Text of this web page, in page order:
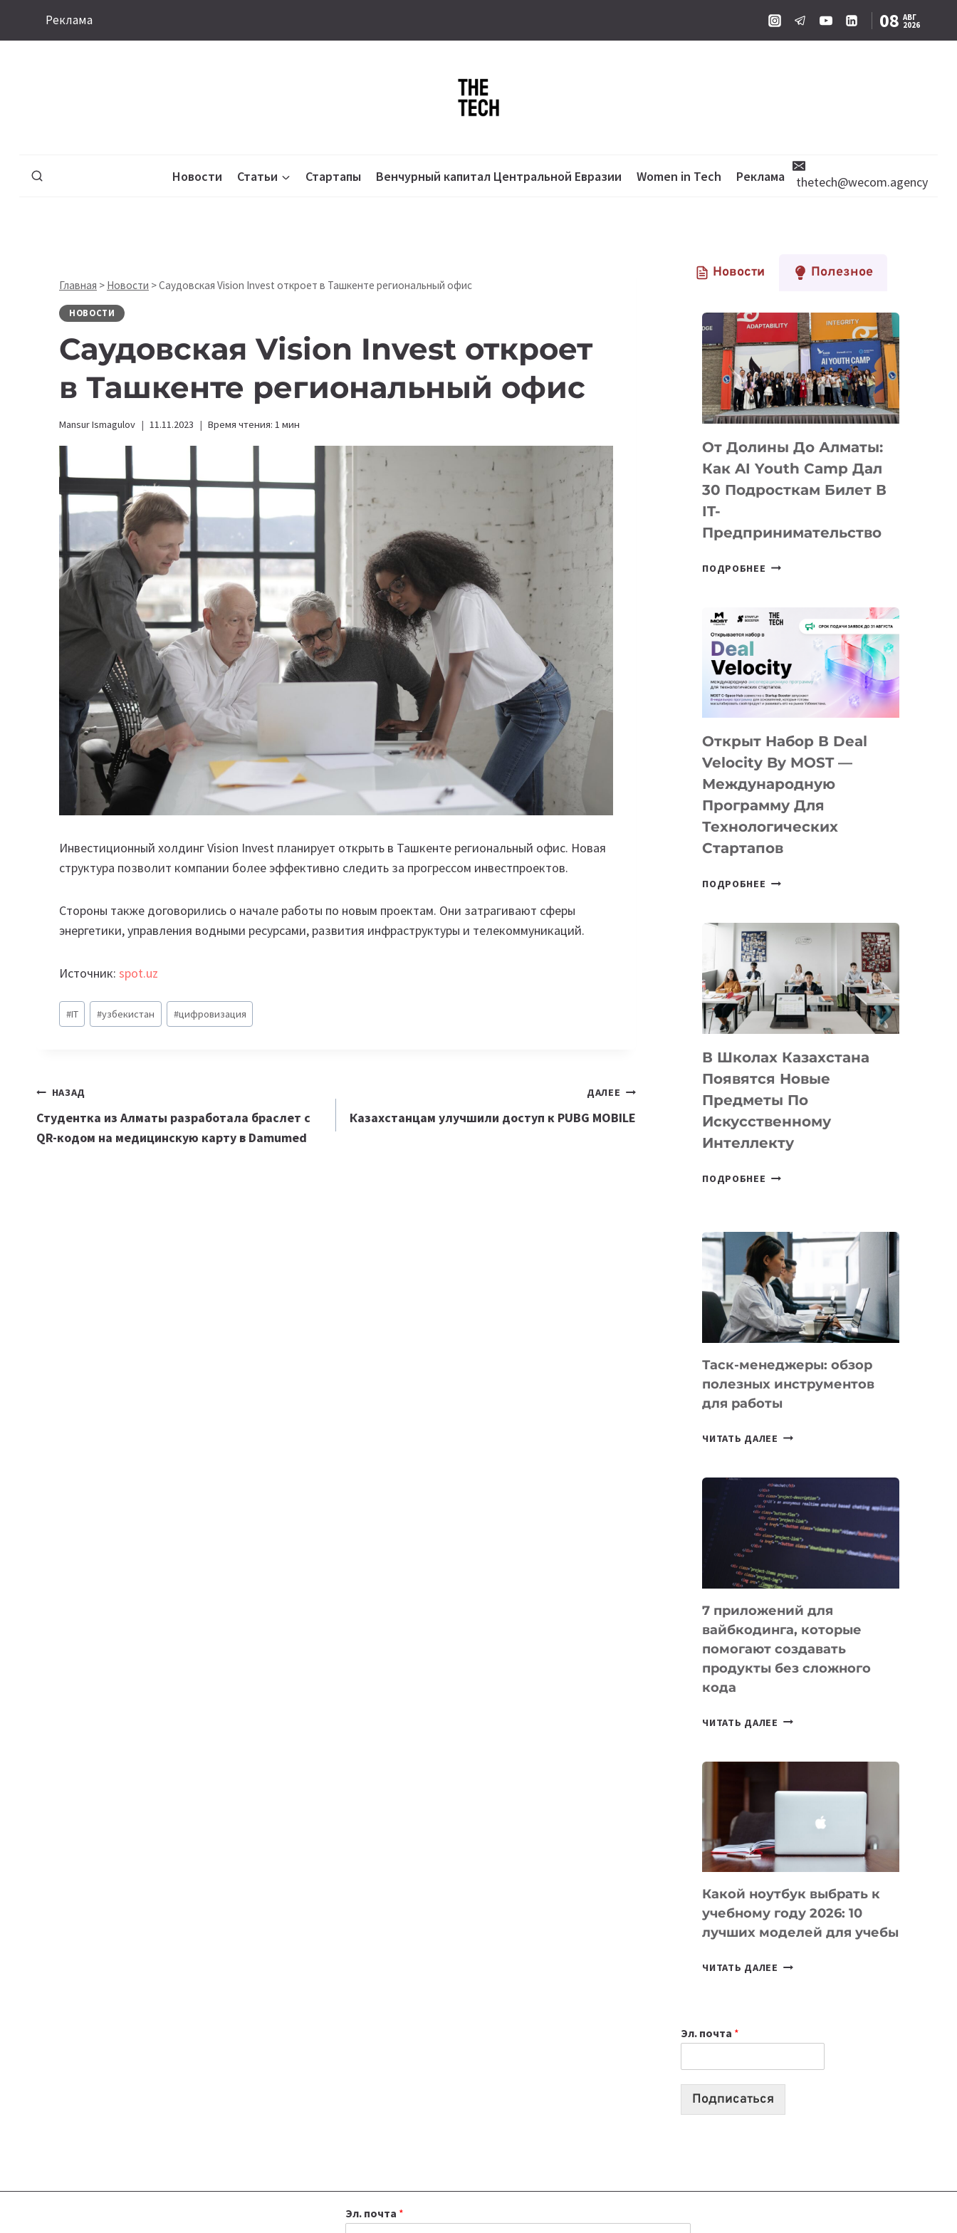
Реклама 08 АВГ
2026
Новости Статьи Стартапы Венчурный капитал Центральной Евразии Women in Tech Реклама thetech@wecom.agency
Главная > Новости >Саудовская Vision Invest откроет в Ташкенте региональный офис
НОВОСТИ
Саудовская Vision Invest откроет
в Ташкенте региональный офис
Mansur Ismagulov 11.11.2023 Время чтения: 1 мин
Инвестиционный холдинг Vision Invest планирует открыть в Ташкенте региональный офис. Новая
структура позволит компании более эффективно следить за прогрессом инвестпроектов.
Стороны также договорились о начале работы по новым проектам. Они затрагивают сферы
энергетики, управления водными ресурсами, развития инфраструктуры и телекоммуникаций.
Источник: spot.uz
Метки
записи:
#IT #узбекистан #цифровизация
Навигация
по
НАЗАД
Студентка из Алматы разработала браслет с
QR-кодом на медицинскую карту в Damumed
ДАЛЕЕ
Казахстанцам улучшили доступ к PUBG MOBILE
Новости Полезное
От Долины До Алматы:
Как AI Youth Camp Дал
30 Подросткам Билет В
IT-
Предпринимательство
ПОДРОБНЕЕ ОТ
АЛМАТЫ:
YOUTH
CAMP
ДАЛ
ПОДРОСТКАМ
БИЛЕТ
IT-
ПРЕДПРИНИМАТЕЛЬСТВО
Открыт Набор В Deal
Velocity By MOST —
Международную
Программу Для
Технологических
Стартапов
ПОДРОБНЕЕ ОТКРЫТ
DEAL
VELOCITY
MOST
—
МЕЖДУНАРОДНУЮ
ДЛЯ
ТЕХНОЛОГИЧЕСКИХ
СТАРТАПОВ
В Школах Казахстана
Появятся Новые
Предметы По
Искусственному
Интеллекту
ПОДРОБНЕЕ
НОВЫЕ
ПРЕДМЕТЫ
ПО
ИСКУССТВЕННОМУ
ИНТЕЛЛЕКТУ
Таск-менеджеры: обзор
полезных инструментов
для работы
ЧИТАТЬ ДАЛЕЕ ТАСК-
ПОЛЕЗНЫХ
ИНСТРУМЕНТОВ
ДЛЯ
РАБОТЫ
7 приложений для
вайбкодинга, которые
помогают создавать
продукты без сложного
кода
ЧИТАТЬ ДАЛЕЕ
КОТОРЫЕ
СОЗДАВАТЬ
БЕЗ
КОДА
Какой ноутбук выбрать к
учебному году 2026: 10
лучших моделей для учебы
ЧИТАТЬ ДАЛЕЕ КАКОЙ
2026:
10
Эл. почта *
Подписаться
Эл. почта *